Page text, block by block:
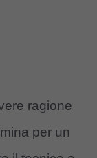
ragione
per un